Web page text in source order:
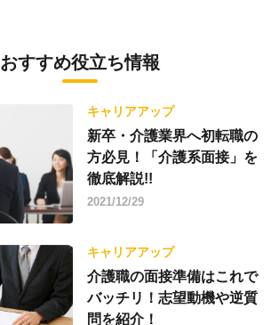
おすすめ役立ち情報
キャリアアップ
新卒・介護業界へ初転職の
方必見！「介護系面接」を
徹底解説!!
2021/12/29
キャリアアップ
介護職の面接準備はこれで
バッチリ！志望動機や逆質
問を紹介！